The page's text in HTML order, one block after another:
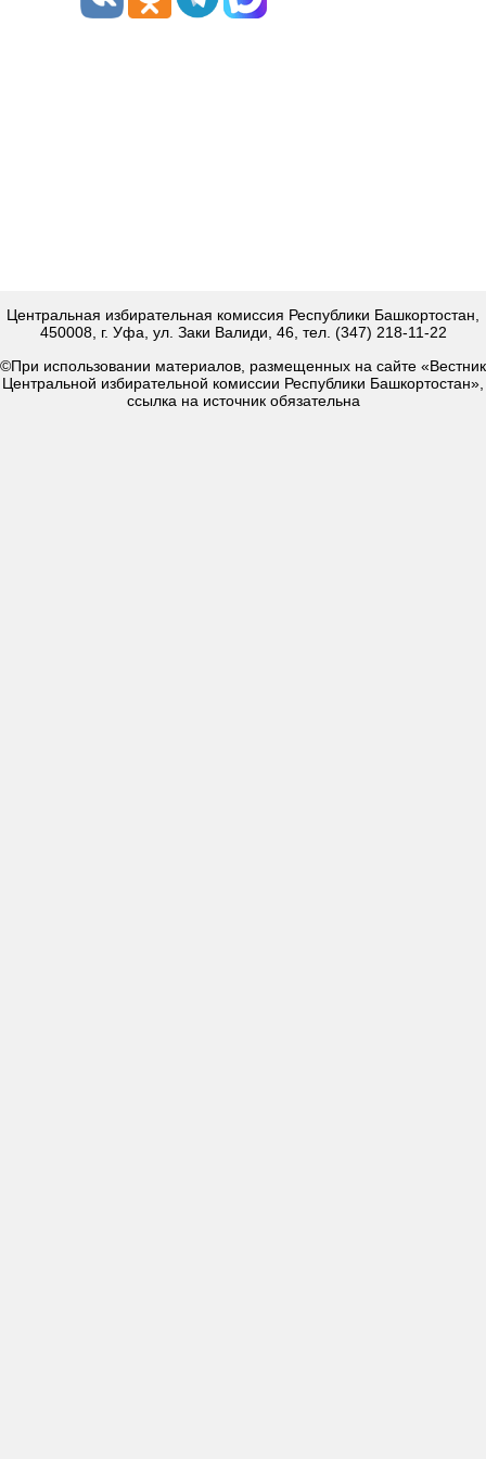
Центральная избирательная комиссия Республики Башкортостан,
450008, г. Уфа, ул. Заки Валиди, 46, тел. (347) 218-11-22
©При использовании материалов, размещенных на сайте «Вестник
Центральной избирательной комиссии Республики Башкортостан»,
ссылка на источник обязательна